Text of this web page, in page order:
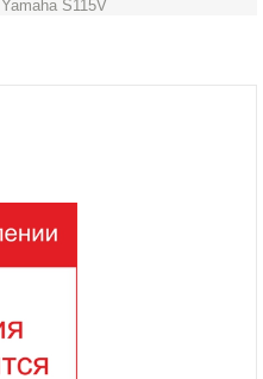
Yamaha S115V